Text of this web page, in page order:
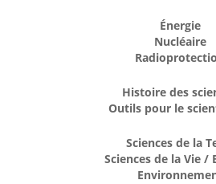
Énergie
Nucléaire
Histoire des
Outils pour le
Sciences de la
Sciences de la Vie /